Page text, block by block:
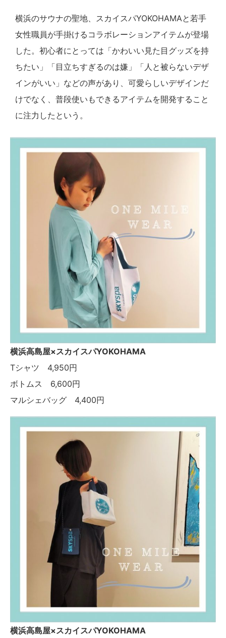
横浜のサウナの聖地、スカイスパYOKOHAMAと若手
女性職員が手掛けるコラボレーションアイテムが登場
した。初心者にとっては「かわいい見た目グッズを持
ちたい」「目立ちすぎるのは嫌」「人と被らないデザ
インがいい」などの声があり、可愛らしいデザインだ
けでなく、普段使いもできるアイテムを開発すること
に注力したという。
横浜高島屋×スカイスパYOKOHAMA
Tシャツ 4,950円
ボトムス 6,600円
マルシェバッグ 4,400円
横浜高島屋×スカイスパYOKOHAMA